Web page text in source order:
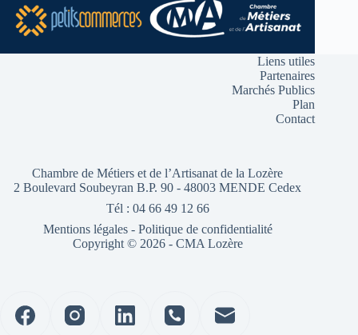
Liens utiles
Partenaires
Marchés Publics
Plan
Contact
Chambre de Métiers et de l’Artisanat de la Lozère
2 Boulevard Soubeyran B.P. 90 - 48003 MENDE Cedex
Tél : 04 66 49 12 66
Mentions légales- Politique de confidentialité
Copyright © 2026 - CMA Lozère